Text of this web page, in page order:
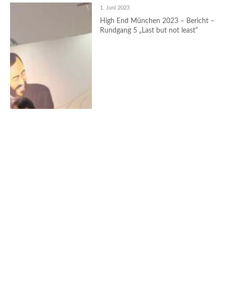
1. Juni 2023
High End München 2023 – Bericht –
Rundgang 5 „Last but not least“